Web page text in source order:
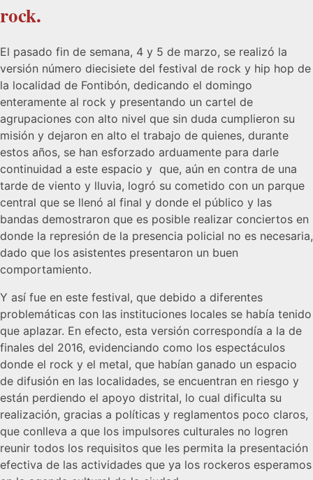
rock.
El pasado fin de semana, 4 y 5 de marzo, se realizó la
versión número diecisiete del festival de rock y hip hop de
la localidad de Fontibón, dedicando el domingo
enteramente al rock y presentando un cartel de
agrupaciones con alto nivel que sin duda cumplieron su
misión y dejaron en alto el trabajo de quienes, durante
estos años, se han esforzado arduamente para darle
continuidad a este espacio y que, aún en contra de una
tarde de viento y lluvia, logró su cometido con un parque
central que se llenó al final y donde el público y las
bandas demostraron que es posible realizar conciertos en
donde la represión de la presencia policial no es necesaria,
dado que los asistentes presentaron un buen
comportamiento.
Y así fue en este festival, que debido a diferentes
problemáticas con las instituciones locales se había tenido
que aplazar. En efecto, esta versión correspondía a la de
finales del 2016, evidenciando como los espectáculos
donde el rock y el metal, que habían ganado un espacio
de difusión en las localidades, se encuentran en riesgo y
están perdiendo el apoyo distrital, lo cual dificulta su
realización, gracias a políticas y reglamentos poco claros,
que conlleva a que los impulsores culturales no logren
reunir todos los requisitos que les permita la presentación
efectiva de las actividades que ya los rockeros esperamos